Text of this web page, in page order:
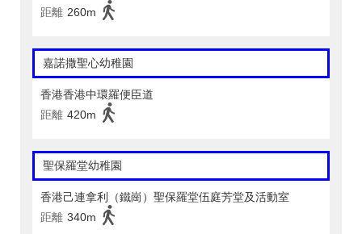
距離 260m
嘉諾撒聖心幼稚園
香港香港中環羅便臣道
距離 420m
聖保羅堂幼稚園
香港己連拿利（鐵崗）聖保羅堂伍庭芳堂及活動室
距離 340m